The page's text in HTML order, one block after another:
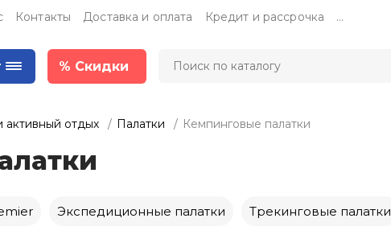
Контакты Доставка и оплата Кредит и рассрочка ...
% Скидки
активный отдых Палатки Кемпинговые палатки
Экспедиционные палатки Трекинговые палатки